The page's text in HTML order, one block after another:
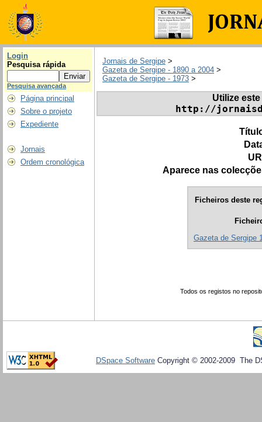
Login
Pesquisa rápida
Pesquisa avançada
Página principal
Sobre o projeto
Expediente
Jornais
Ordem cronológica
Jornais de Sergipe >
Gazeta de Sergipe - 1890 a 2004 >
Gazeta de Sergipe - 1973 >
Utilize
http://
Aparece nas
Ficheiros deste
Gazeta de Sergipe
Todos os registos no
DSpace Software Copyright © 2002-2009 The